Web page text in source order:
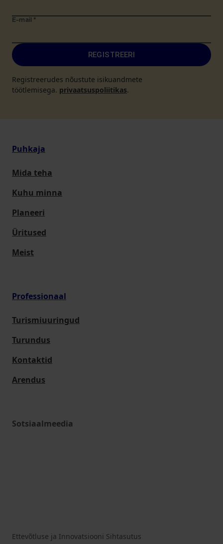
E-mail *
REGISTREERI
Registreerudes nõustute isikuandmete
töötlemisega. privaatsuspoliitikas.
Puhkaja
Mida teha
Kuhu minna
Planeeri
Üritused
Meist
Professionaal
Turismiuuringud
Turundus
Kontaktid
Arendus
Sotsiaalmeedia
Ettevõtluse ja Innovatsiooni Sihtasutus